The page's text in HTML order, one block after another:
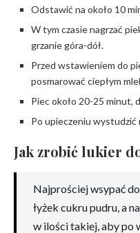
Odstawić na około 10
W tym czasie nagrzać
grzanie góra-dół.
Przed wstawieniem do
posmarować ciepłym
Piec około 20-25 minut,
Po upieczeniu
Jak zrobić lukier
Najprościej wsypać
łyżek cukru pudru, a
w ilości takiej, aby po